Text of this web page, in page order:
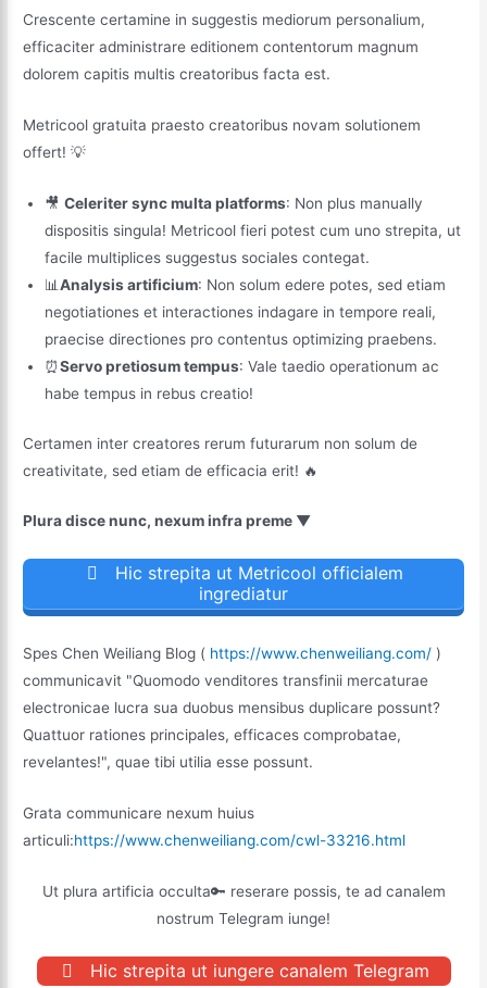
Crescente certamine in suggestis mediorum personalium,
efficaciter administrare editionem contentorum magnum
dolorem capitis multis creatoribus facta est.
Metricool gratuita praesto creatoribus novam solutionem
offert! 💡
🎥Celeriter sync multa platforms: Non plus manually
dispositis singula! Metricool fieri potest cum uno strepita, ut
facile multiplices suggestus sociales contegat.
📊Analysis artificium: Non solum edere potes, sed etiam
negotiationes et interactiones indagare in tempore reali,
praecise directiones pro contentus optimizing praebens.
⏰Servo pretiosum tempus: Vale taedio operationum ac
habe tempus in rebus creatio!
Certamen inter creatores rerum futurarum non solum de
creativitate, sed etiam de efficacia erit! 🔥
Plura disce nunc, nexum infra preme ▼
Hic strepita ut Metricool officialem
ingrediatur
Spes Chen Weiliang Blog ( https://www.chenweiliang.com/ )
communicavit "Quomodo venditores transfinii mercaturae
electronicae lucra sua duobus mensibus duplicare possunt?
Quattuor rationes principales, efficaces comprobatae,
revelantes!", quae tibi utilia esse possunt.
Grata communicare nexum huius
articuli:https://www.chenweiliang.com/cwl-33216.html
Ut plura artificia occulta🔑 reserare possis, te ad canalem
nostrum Telegram iunge!
Hic strepita ut iungere canalem Telegram